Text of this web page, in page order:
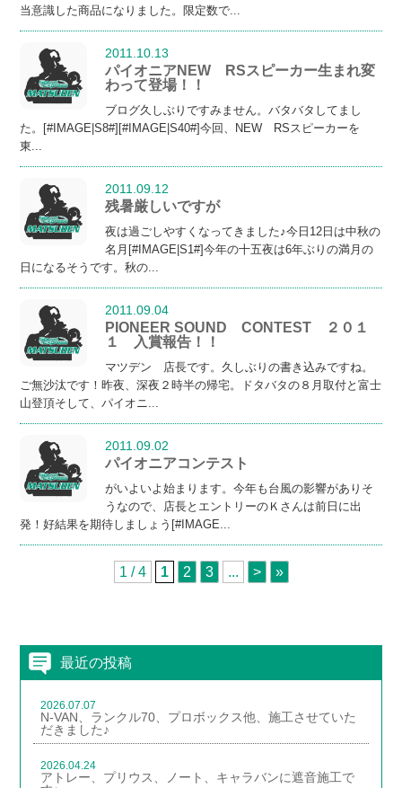
当意識した商品になりました。限定数で...
2011.10.13
パイオニアNEW RSスピーカー生まれ変
わって登場！！
ブログ久しぶりですみません。バタバタしてまし
た。[#IMAGE|S8#][#IMAGE|S40#]今回、NEW RSスピーカーを
東...
2011.09.12
残暑厳しいですが
夜は過ごしやすくなってきました♪今日12日は中秋の
名月[#IMAGE|S1#]今年の十五夜は6年ぶりの満月の
日になるそうです。秋の...
2011.09.04
PIONEER SOUND CONTEST ２０１
１ 入賞報告！！
マツデン 店長です。久しぶりの書き込みですね。
ご無沙汰です！昨夜、深夜２時半の帰宅。ドタバタの８月取付と富士
山登頂そして、パイオニ...
2011.09.02
パイオニアコンテスト
がいよいよ始まります。今年も台風の影響がありそ
うなので、店長とエントリーのＫさんは前日に出
発！好結果を期待しましょう[#IMAGE...
1 / 4 1 2 3 ... > »
最近の投稿
2026.07.07
N-VAN、ランクル70、プロボックス他、施工させていた
だきました♪
2026.04.24
アトレー、プリウス、ノート、キャラバンに遮音施工で